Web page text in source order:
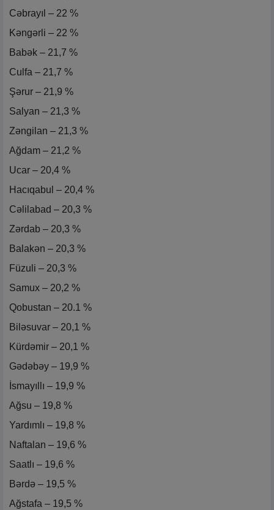
Cəbrayıl – 22 %
Kəngərli – 22 %
Babək – 21,7 %
Culfa – 21,7 %
Şərur – 21,9 %
Salyan – 21,3 %
Zəngilan – 21,3 %
Ağdam – 21,2 %
Ucar – 20,4 %
Hacıqabul – 20,4 %
Cəlilabad – 20,3 %
Zərdab – 20,3 %
Balakən – 20,3 %
Füzuli – 20,3 %
Samux – 20,2 %
Qobustan – 20.1 %
Biləsuvar – 20,1 %
Kürdəmir – 20,1 %
Gədəbəy – 19,9 %
İsmayıllı – 19,9 %
Ağsu – 19,8 %
Yardımlı – 19,8 %
Naftalan – 19,6 %
Saatlı – 19,6 %
Bərdə – 19,5 %
Ağstafa – 19,5 %